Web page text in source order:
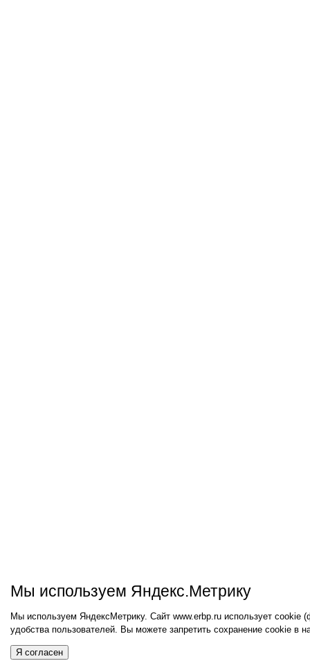
Мы используем Яндекс.Метрику
Мы используем ЯндексМетрику. Сайт www.erbp.ru использует
удобства пользователей. Вы можете запретить сохранение cookie в
Я согласен